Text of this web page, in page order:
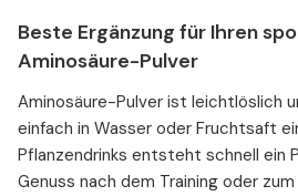
Beste Ergänzung für Ihren
Aminosäure-Pulver
Aminosäure-Pulver ist leichtlöslich
einfach in Wasser oder Fruchtsaft
Pflanzendrinks entsteht schnell ein
Genuss nach dem Training oder